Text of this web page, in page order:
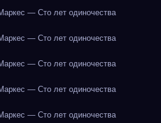
— Сто лет одиночества
— Сто лет одиночества
— Сто лет одиночества
— Сто лет одиночества
— Сто лет одиночества